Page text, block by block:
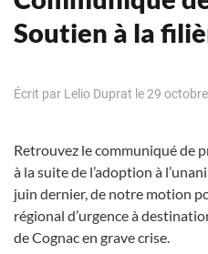
Soutien à la
Écrit par Lelio Duprat le29
Retrouvez le communiqué de
à la suite de l’adoption à
juin dernier, de notre motion
régional d’urgence à
de Cognac en grave crise.